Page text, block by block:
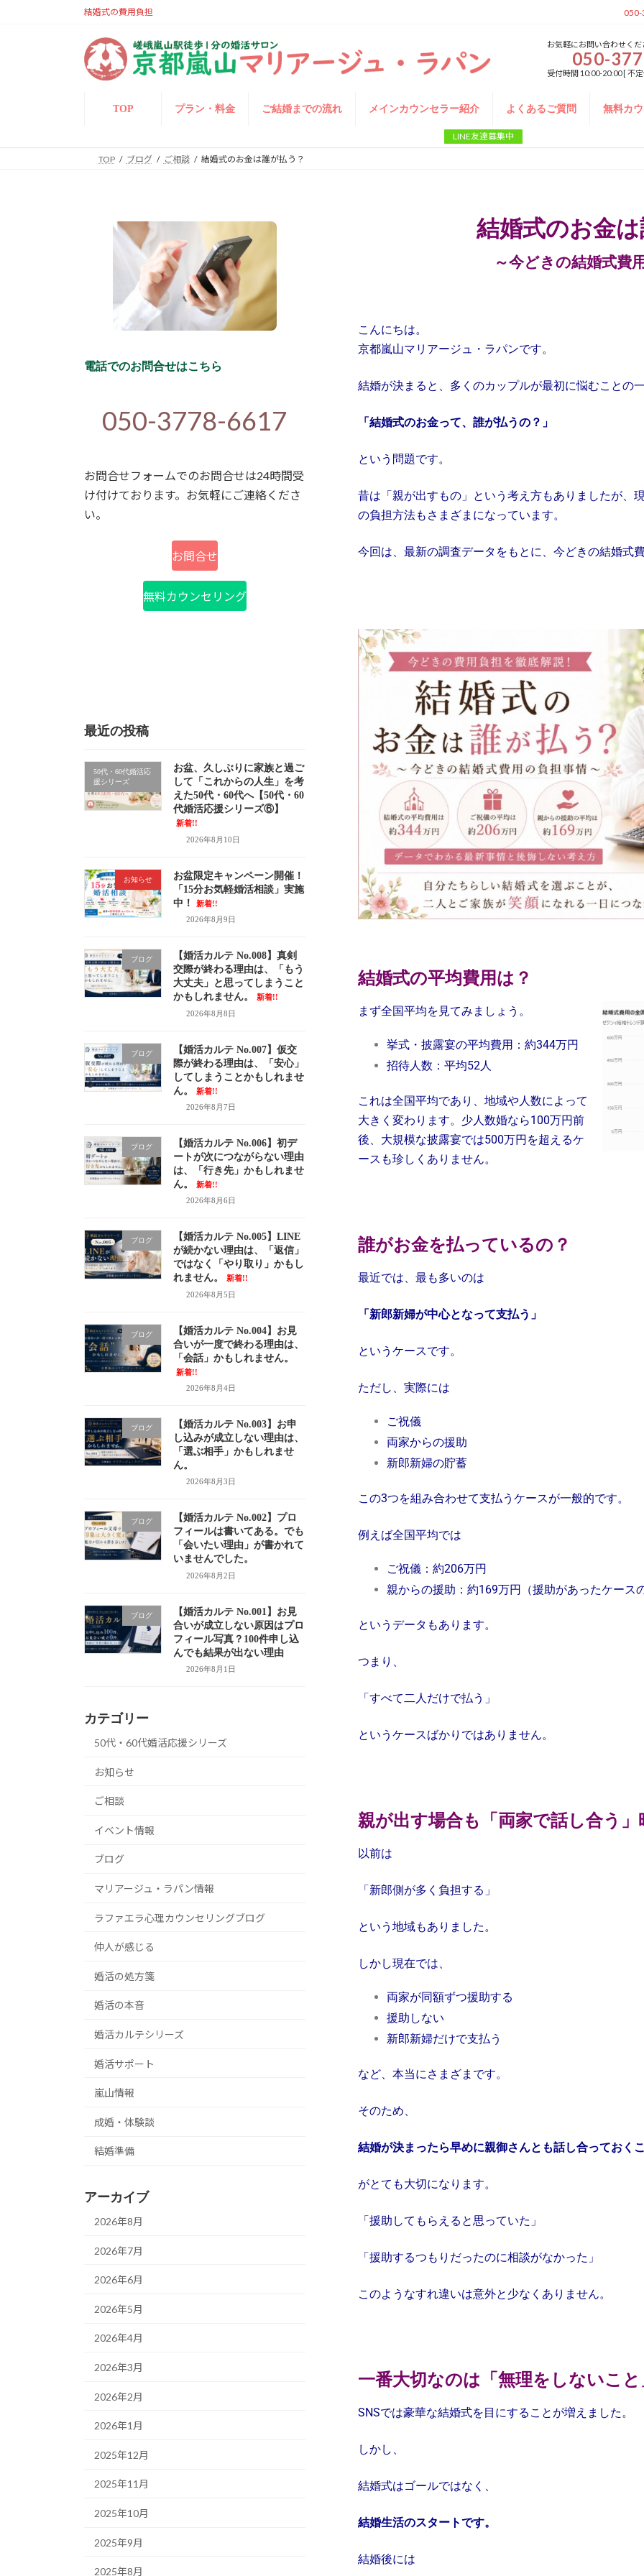
結婚式の費用負担
お気軽にお問い合わせくだ
050-
受付時間 10:00-20:00 [ 不
TOP プラン・料金 ご結婚までの流れ メインカウンセラー紹介 よくあるご質問 無料カ
LINE友達募集中
TOP ブログ ご相談 結婚式のお金は誰が払う？
結婚式のお金
～今どきの結婚式費
こんにちは。
京都嵐山マリアージュ・ラパンです。
結婚が決まると、多くのカップルが最初に悩むことの
「結婚式のお金って、誰が払うの？」
という問題です。
昔は「親が出すもの」という考え方もありましたが、
の負担方法もさまざまになっています。
今回は、最新の調査データをもとに、今どきの結婚式
結婚式の平均費用は？
まず全国平均を見てみましょう。
挙式・披露宴の平均費用：約344万円
招待人数：平均52人
これは全国平均であり、地域や人数によって
大きく変わります。少人数婚なら100万円前
後、大規模な披露宴では500万円を超えるケ
ースも珍しくありません。
誰がお金を払っているの？
最近では、最も多いのは
「新郎新婦が中心となって支払う」
というケースです。
ただし、実際には
ご祝儀
両家からの援助
新郎新婦の貯蓄
この3つを組み合わせて支払うケースが一般的です。
例えば全国平均では
ご祝儀：約206万円
親からの援助：約169万円（援助があったケース
というデータもあります。
つまり、
「すべて二人だけで払う」
というケースばかりではありません。
親が出す場合も「両家で話し合う」
以前は
「新郎側が多く負担する」
という地域もありました。
しかし現在では、
両家が同額ずつ援助する
援助しない
新郎新婦だけで支払う
など、本当にさまざまです。
そのため、
結婚が決まったら早めに親御さんとも話し合っておく
がとても大切になります。
「援助してもらえると思っていた」
「援助するつもりだったのに相談がなかった」
このようなすれ違いは意外と少なくありません。
一番大切なのは「無理をしないこと
SNSでは豪華な結婚式を目にすることが増えました。
しかし、
結婚式はゴールではなく、
結婚生活のスタートです。
結婚後には
電話でのお問合せはこちら
050-3778-6617
お問合せフォームでのお問合せは24時間受
け付けております。お気軽にご連絡くださ
い。
お問合せ
無料カウンセリング
最近の投稿
50代・60代婚活応
援シリーズ
お盆、久しぶりに家族と過ご
して「これからの人生」を考
えた50代・60代へ【50代・60
代婚活応援シリーズ⑥】
新着!!
2026年8月10日
お知らせ
お盆限定キャンペーン開催！
「15分お気軽婚活相談」実施
中！
新着!!
2026年8月9日
ブログ
【婚活カルテ No.008】真剣
交際が終わる理由は、「もう
大丈夫」と思ってしまうこと
かもしれません。
新着!!
2026年8月8日
ブログ
【婚活カルテ No.007】仮交
際が終わる理由は、「安心」
してしまうことかもしれませ
ん。
新着!!
2026年8月7日
ブログ
【婚活カルテ No.006】初デ
ートが次につながらない理由
は、「行き先」かもしれませ
ん。
新着!!
2026年8月6日
ブログ
【婚活カルテ No.005】LINE
が続かない理由は、「返信」
ではなく「やり取り」かもし
れません。
新着!!
2026年8月5日
ブログ
【婚活カルテ No.004】お見
合いが一度で終わる理由は、
「会話」かもしれません。
新着!!
2026年8月4日
ブログ
【婚活カルテ No.003】お申
し込みが成立しない理由は、
「選ぶ相手」かもしれませ
ん。
2026年8月3日
ブログ
【婚活カルテ No.002】プロ
フィールは書いてある。でも
「会いたい理由」が書かれて
いませんでした。
2026年8月2日
ブログ
【婚活カルテ No.001】お見
合いが成立しない原因はプロ
フィール写真？100件申し込
んでも結果が出ない理由
2026年8月1日
カテゴリー
50代・60代婚活応援シリーズ
お知らせ
ご相談
イベント情報
ブログ
マリアージュ・ラパン情報
ラファエラ心理カウンセリングブログ
仲人が感じる
婚活の処方箋
婚活の本音
婚活カルテシリーズ
婚活サポート
嵐山情報
成婚・体験談
結婚準備
アーカイブ
2026年8月
2026年7月
2026年6月
2026年5月
2026年4月
2026年3月
2026年2月
2026年1月
2025年12月
2025年11月
2025年10月
2025年9月
2025年8月